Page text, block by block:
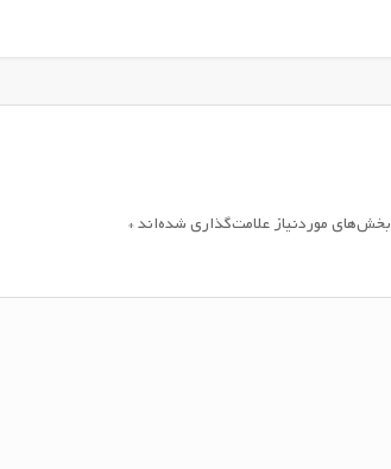
بخش‌های موردنیاز علامت‌گذاری شده‌اند*